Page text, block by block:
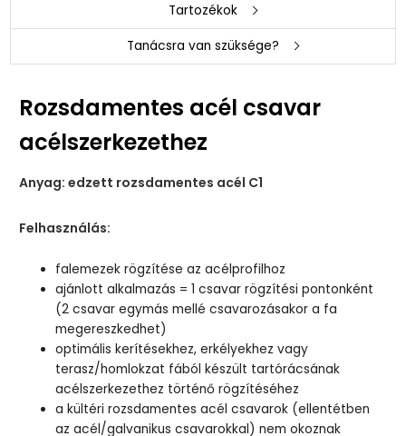
Tartozékok
Tanácsra van szüksége?
Rozsdamentes acél csavar
acélszerkezethez
Anyag: edzett rozsdamentes acél C1
Felhasználás:
falemezek rögzítése az acélprofilhoz
ajánlott alkalmazás = 1 csavar rögzítési pontonként
(2 csavar egymás mellé csavarozásakor a fa
megereszkedhet)
optimális kerítésekhez, erkélyekhez vagy
terasz/homlokzat fából készült tartórácsának
acélszerkezethez történő rögzítéséhez
a kültéri rozsdamentes acél csavarok (ellentétben
az acél/galvanikus csavarokkal) nem okoznak